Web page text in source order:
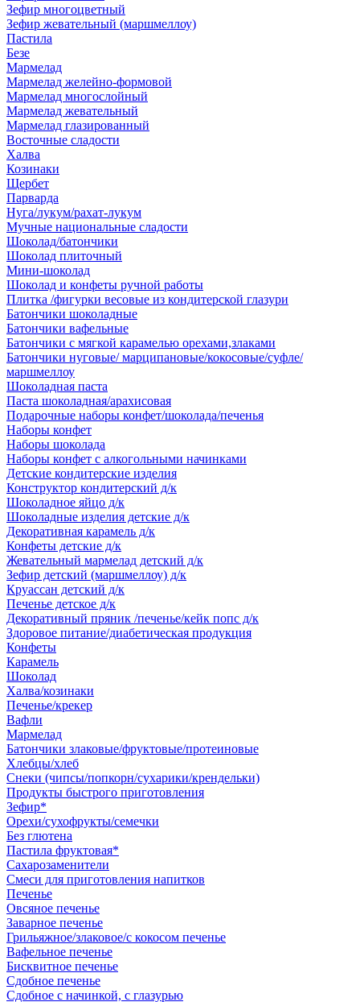
Зефир многоцветный
Зефир жевательный (маршмеллоу)
Пастила
Безе
Мармелад
Мармелад желейно-формовой
Мармелад многослойный
Мармелад жевательный
Мармелад глазированный
Восточные сладости
Халва
Козинаки
Щербет
Парварда
Нуга/лукум/рахат-лукум
Мучные национальные сладости
Шоколад/батончики
Шоколад плиточный
Мини-шоколад
Шоколад и конфеты ручной работы
Плитка /фигурки весовые из кондитерской глазури
Батончики шоколадные
Батончики вафельные
Батончики с мягкой карамелью орехами,злаками
Батончики нуговые/ марципановые/кокосовые/суфле/
маршмеллоу
Шоколадная паста
Паста шоколадная/арахисовая
Подарочные наборы конфет/шоколада/печенья
Наборы конфет
Наборы шоколада
Наборы конфет с алкогольными начинками
Детские кондитерские изделия
Конструктор кондитерский д/к
Шоколадное яйцо д/к
Шоколадные изделия детские д/к
Декоративная карамель д/к
Конфеты детские д/к
Жевательный мармелад детский д/к
Зефир детский (маршмеллоу) д/к
Круассан детский д/к
Печенье детское д/к
Декоративный пряник /печенье/кейк попс д/к
Здоровое питание/диабетическая продукция
Конфеты
Карамель
Шоколад
Халва/козинаки
Печенье/крекер
Вафли
Мармелад
Батончики злаковые/фруктовые/протеиновые
Хлебцы/хлеб
Снеки (чипсы/попкорн/сухарики/крендельки)
Продукты быстрого приготовления
Зефир*
Орехи/сухофрукты/семечки
Без глютена
Пастила фруктовая*
Сахарозаменители
Смеси для приготовления напитков
Печенье
Овсяное печенье
Заварное печенье
Грильяжное/злаковое/с кокосом печенье
Вафельное печенье
Бисквитное печенье
Сдобное печенье
Сдобное с начинкой, с глазурью